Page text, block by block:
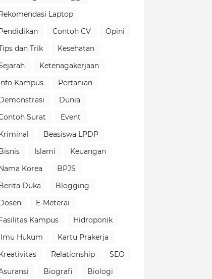
Laptop
Contoh CV
Opini
dan Trik
Kesehatan
Ketenagakerjaan
Kampus
Pertanian
Dunia
Surat
Event
Beasiswa LPDP
Islami
Keuangan
Korea
BPJS
Duka
Blogging
E-Meterai
Kampus
Hidroponik
Hukum
Kartu Prakerja
Relationship
SEO
Biografi
Biologi